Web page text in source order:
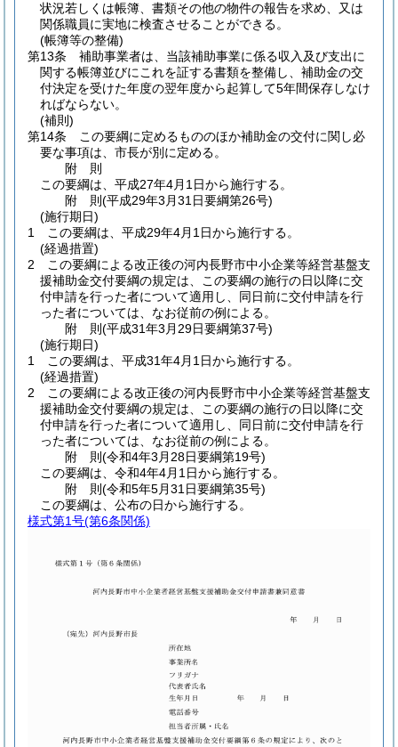
状況若しくは帳簿、書類その他の物件の報告を求め、又は
関係職員に実地に検査させることができる。
(帳簿等の整備)
第13条
補助事業者は、当該補助事業に係る収入及び支出に
関する帳簿並びにこれを証する書類を整備し、補助金の交
付決定を受けた年度の翌年度から起算して5年間保存しなけ
ればならない。
(補則)
第14条
この要綱に定めるもののほか補助金の交付に関し必
要な事項は、市長が別に定める。
附 則
この要綱は、平成27年4月1日から施行する。
附 則(平成29年3月31日要綱第26号)
(施行期日)
1
この要綱は、平成29年4月1日から施行する。
(経過措置)
2
この要綱による改正後の河内長野市中小企業等経営基盤支
援補助金交付要綱の規定は、この要綱の施行の日以降に交
付申請を行った者について適用し、同日前に交付申請を行
った者については、なお従前の例による。
附 則(平成31年3月29日要綱第37号)
(施行期日)
1
この要綱は、平成31年4月1日から施行する。
(経過措置)
2
この要綱による改正後の河内長野市中小企業等経営基盤支
援補助金交付要綱の規定は、この要綱の施行の日以降に交
付申請を行った者について適用し、同日前に交付申請を行
った者については、なお従前の例による。
附 則(令和4年3月28日要綱第19号)
この要綱は、令和4年4月1日から施行する。
附 則(令和5年5月31日要綱第35号)
この要綱は、公布の日から施行する。
様式第1号(第6条関係)